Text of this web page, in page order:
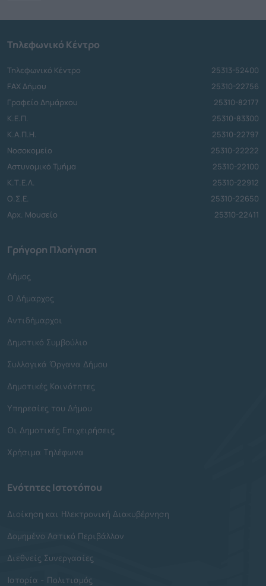
Τηλεφωνικό Κέντρο
Τηλεφωνικό Κέντρο
25313-52400
FAX Δήμου
25310-22756
Γραφείο Δημάρχου
25310-82177
Κ.Ε.Π.
25310-83300
Κ.Α.Π.Η.
25310-22797
Νοσοκομείο
25310-22222
Αστυνομικό Τμήμα
25310-22100
Κ.Τ.Ε.Λ.
25310-22912
Ο.Σ.Ε.
25310-22650
Αρχ. Μουσείο
25310-22411
Γρήγορη Πλοήγηση
Δήμος
Ο Δήμαρχος
Αντιδήμαρχοι
Δημοτικό Συμβούλιο
Συλλογικά Όργανα Δήμου
Δημοτικές Κοινότητες
Υπηρεσίες του Δήμου
Οι Δημοτικές Επιχειρήσεις
Χρήσιμα Τηλέφωνα
Ενότητες Ιστοτόπου
Διοίκηση και Ηλεκτρονική Διακυβέρνηση
Δομημένο Αστικό Περιβάλλον
Διεθνείς Συνεργασίες
Ιστορία - Πολιτισμός